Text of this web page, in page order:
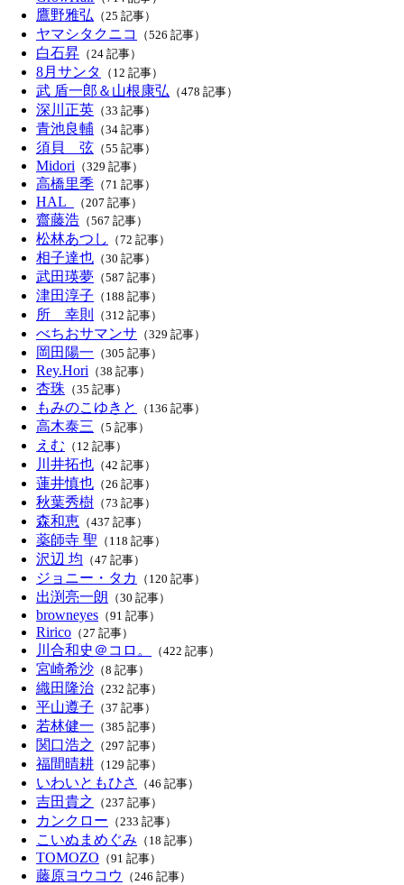
鷹野雅弘 （25 記事）
ヤマシタクニコ （526 記事）
白石昇 （24 記事）
8月サンタ （12 記事）
武 盾一郎＆山根康弘 （478 記事）
深川正英 （33 記事）
青池良輔 （34 記事）
須貝 弦 （55 記事）
Midori （329 記事）
高橋里季 （71 記事）
HAL_ （207 記事）
齋藤浩 （567 記事）
松林あつし （72 記事）
相子達也 （30 記事）
武田瑛夢 （587 記事）
津田淳子 （188 記事）
所 幸則 （312 記事）
べちおサマンサ （329 記事）
岡田陽一 （305 記事）
Rey.Hori （38 記事）
杏珠 （35 記事）
もみのこゆきと （136 記事）
高木泰三 （5 記事）
えむ （12 記事）
川井拓也 （42 記事）
蓮井慎也 （26 記事）
秋葉秀樹 （73 記事）
森和恵 （437 記事）
薬師寺 聖 （118 記事）
沢辺 均 （47 記事）
ジョニー・タカ （120 記事）
出渕亮一朗 （30 記事）
browneyes （91 記事）
Ririco （27 記事）
川合和史＠コロ。 （422 記事）
宮崎希沙 （8 記事）
織田隆治 （232 記事）
平山遵子 （37 記事）
若林健一 （385 記事）
関口浩之 （297 記事）
福間晴耕 （129 記事）
いわいともひさ （46 記事）
吉田貴之 （237 記事）
カンクロー （233 記事）
こいぬまめぐみ （18 記事）
TOMOZO （91 記事）
藤原ヨウコウ （246 記事）